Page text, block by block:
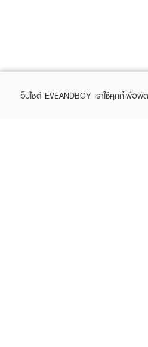
เว็บไซต์ EVEANDBOY เราใช้คุกกี้เพื่